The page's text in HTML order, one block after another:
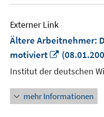
Externer Link
Ältere Arbeitnehmer:
motiviert
In
neuem
Fenster
öffnen
Institut der deutschen
mehr Informationen